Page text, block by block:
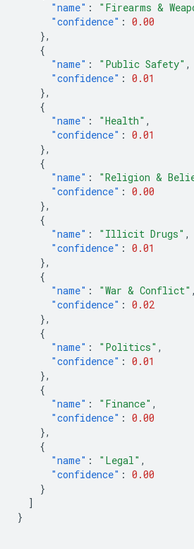
"name" : "Firearms &
"confidence" : 0.00
},
{
"name" : "Public Safety" ,
"confidence" : 0.01
},
{
"name" : "Health" ,
"confidence" : 0.01
},
{
"name" : "Religion &
"confidence" : 0.00
},
{
"name" : "Illicit Drugs" ,
"confidence" : 0.01
},
{
"name" : "War & Conflict" ,
"confidence" : 0.02
},
{
"name" : "Politics" ,
"confidence" : 0.01
},
{
"name" : "Finance" ,
"confidence" : 0.00
},
{
"name" : "Legal" ,
"confidence" : 0.00
}
]
}